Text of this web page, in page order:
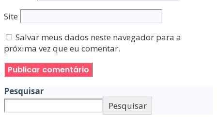
Site
Salvar meus dados neste navegador para a
próxima vez que eu comentar.
Pesquisar
Pesquisar